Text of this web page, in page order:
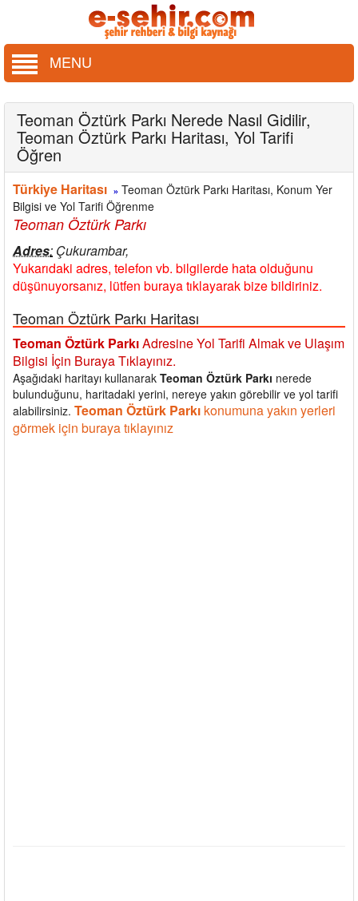
MENU
Teoman Öztürk Parkı Nerede Nasıl Gidilir,
Teoman Öztürk Parkı Haritası, Yol Tarifi
Öğren
Türkiye Haritası » Teoman Öztürk Parkı Haritası, Konum Yer
Bilgisi ve Yol Tarifi Öğrenme
Teoman Öztürk Parkı
Adres: Çukurambar,
Yukarıdaki adres, telefon vb. bilgilerde hata olduğunu
düşünuyorsanız, lütfen buraya tıklayarak bize bildiriniz.
Teoman Öztürk Parkı Haritası
Teoman Öztürk ParkıAdresine Yol Tarifi Almak ve Ulaşım
Bilgisi İçin Buraya Tıklayınız.
Aşağıdaki haritayı kullanarak Teoman Öztürk Parkı nerede
bulunduğunu, haritadaki yerini, nereye yakın görebilir ve yol tarifi
alabilirsiniz. Teoman Öztürk Parkı konumuna yakın yerleri
görmek için buraya tıklayınız